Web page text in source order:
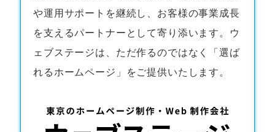
や運用サポートを継続し、お客様の事業成長
を支えるパートナーとして寄り添います。ウ
ェブステージは、ただ作るのではなく「選ば
れるホームページ」をご提供いたします。